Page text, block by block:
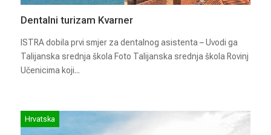
Dentalni turizam Kvarner
ISTRA dobila prvi smjer za dentalnog asistenta – Uvodi ga
Talijanska srednja škola Foto Talijanska srednja škola Rovinj
Učenicima koji...
Hrvatska